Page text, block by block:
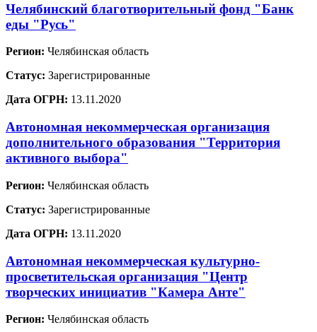
Челябинский благотворительный фонд "Банк
еды "Русь"
Регион: Челябинская область
Статус: Зарегистрированные
Дата ОГРН: 13.11.2020
Автономная некоммерческая организация
дополнительного образования "Территория
активного выбора"
Регион: Челябинская область
Статус: Зарегистрированные
Дата ОГРН: 13.11.2020
Автономная некоммерческая культурно-
просветительская организация "Центр
творческих инициатив "Камера Анте"
Регион: Челябинская область